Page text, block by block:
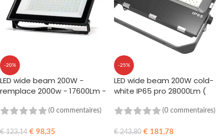
-20%
LED wide beam 200W -
remplace 2000w - 17600Lm -
(0 commentaires)
€123,14 € 98,35
-25%
LED wide beam 200W cold-
white IP65 pro 28000Lm (
(0 commentaires)
€243,80 € 181,78